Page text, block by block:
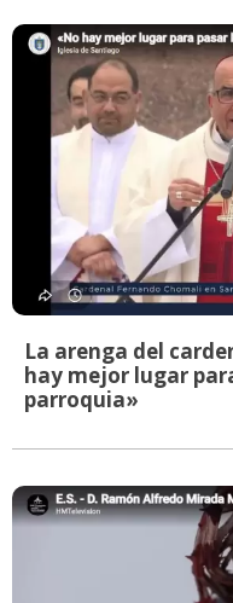
La arenga del
hay mejor lugar
parroquia»